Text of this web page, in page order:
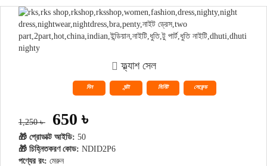
ফ্ল্যাশ সেল
দিন ঘন্টা মিনিট সেকেন্ড
1,250 ৳ 650 ৳
🎁 প্রোডাক্ট আইডি: 50
🎁 চিহ্নিতকরণ কোড: NDID2P6
পণ্যের রং: মেরুন